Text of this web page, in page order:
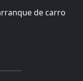
de carro